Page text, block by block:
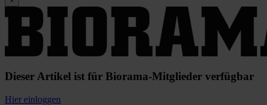
Dieser Artikel ist für Biorama-Mitglieder verfügbar
Hier einloggen